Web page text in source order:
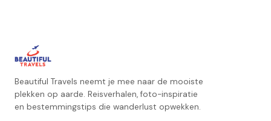
Beautiful Travels neemt je mee naar de mooiste
plekken op aarde. Reisverhalen, foto-inspiratie
en bestemmingstips die wanderlust opwekken.